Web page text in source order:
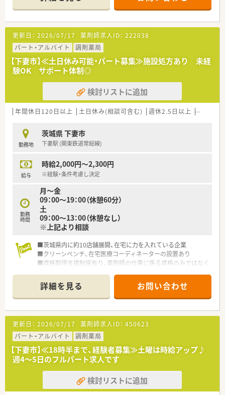
更新日： 2026/07/17 薬剤師求人ID： 222038
パート・アルバイト
調剤薬局
【下妻市】≪土日休み可能・パート募集≫施設処方あり 未経
験OK サポート体制◎
検討リストに追加
年間休日120日以上 土日休み(相談可含む) 週休2.5日以上 週32h以
勤務地
茨城県 下妻市
下妻駅 (関東鉄道常総線)
給与
時給2,000円～2,300円
※経験・条件考慮し決定
勤務
時間
月〜金
09：00〜19：00（休憩60分）
土
09：00〜13：00（休憩なし）
※上記より相談
■茨城県内に約10店舗展開、在宅に力を入れている企業
■クリーンベンチ、在宅医療コーディネーターの設置あり
■資格取得支援制度有り、薬剤師の仕事に係る資格のみではなく
詳細を見る お問い合わせ
更新日： 2026/07/17 薬剤師求人ID： 450623
パート・アルバイト
調剤薬局
【下妻市】≪18時半まで、経験者募集≫土曜は時給アップ♪
週4～5日のフルパート求人です
検討リストに追加